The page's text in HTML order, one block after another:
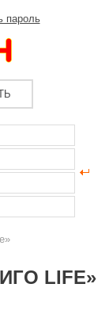
пароль
LIFE»